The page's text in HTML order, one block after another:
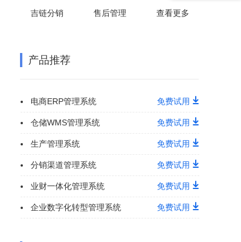
吉链分销 售后管理 查看更多
产品推荐
电商ERP管理系统 免费试用
仓储WMS管理系统 免费试用
生产管理系统 免费试用
分销渠道管理系统 免费试用
业财一体化管理系统 免费试用
企业数字化转型管理系统 免费试用